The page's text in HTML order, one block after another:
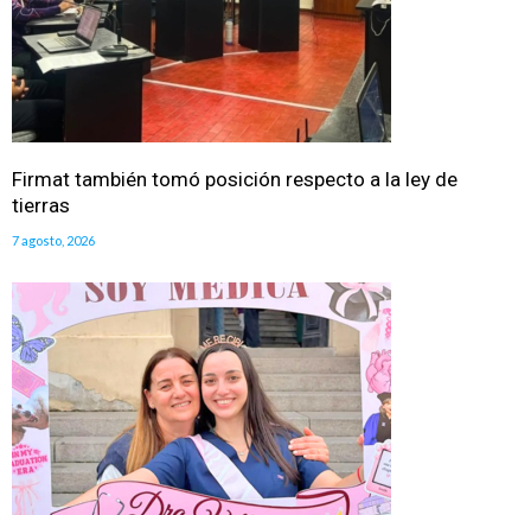
Firmat también tomó posición respecto a la ley de
tierras
7 agosto, 2026